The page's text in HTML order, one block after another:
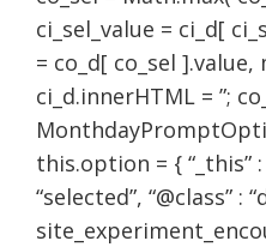
ci_sel_value = ci_d[
= co_d[ co_sel
ci_d.innerHTML = ”;
this.option = { “_this”
“selected”, “@class” :